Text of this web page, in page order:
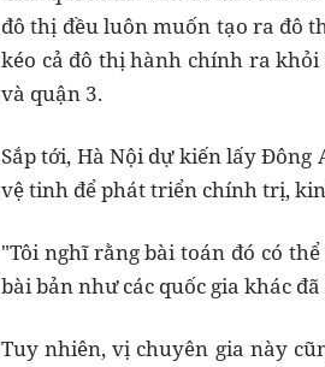
đô thị đều luôn muốn tạo ra đô
kéo cả đô thị hành chính ra khỏi
và quận 3.
Sắp tới, Hà Nội dự kiến lấy
vệ tinh để phát triển chính trị,
"Tôi nghĩ rằng bài toán đó có
bài bản như các quốc gia khác
Tuy nhiên, vị chuyên gia này